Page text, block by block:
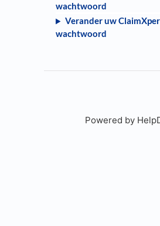
wachtwoord
Verander uw
wachtwoord
Powered by